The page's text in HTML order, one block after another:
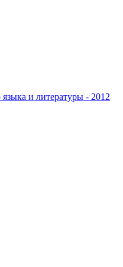
и литературы - 2012